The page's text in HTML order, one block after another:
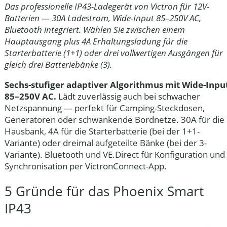
Das professionelle IP43-Ladegerät von Victron für 12V-
Batterien — 30A Ladestrom, Wide-Input 85–250V AC,
Bluetooth integriert. Wählen Sie zwischen einem
Hauptausgang plus 4A Erhaltungsladung für die
Starterbatterie (1+1) oder drei vollwertigen Ausgängen für
gleich drei Batteriebänke (3).
Sechs-stufiger adaptiver Algorithmus mit Wide-
85–250V AC. Lädt zuverlässig auch bei schwacher
Netzspannung — perfekt für Camping-Steckdosen,
Generatoren oder schwankende Bordnetze. 30A für die
Hausbank, 4A für die Starterbatterie (bei der 1+1-
Variante) oder dreimal aufgeteilte Bänke (bei der 3-
Variante). Bluetooth und VE.Direct für Konfiguration und
Synchronisation per VictronConnect-App.
5 Gründe für das Phoenix Smart
IP43